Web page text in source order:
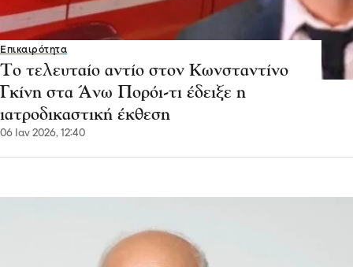
Επικαιρότητα
Το τελευταίο αντίο στον Κωνσταντίνο
Γκίνη στα Άνω Πορόι-τι έδειξε η
ιατροδικαστική έκθεση
06 Ιαν 2026, 12:40